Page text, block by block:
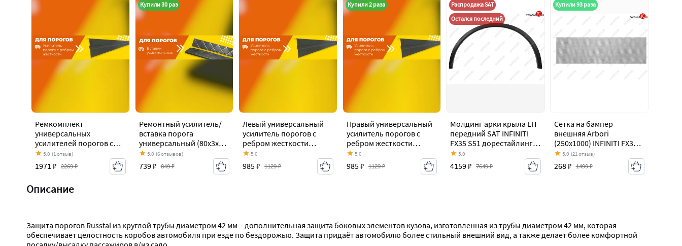
Ремкомплект
универсальных
усилителей порогов с
ребром жесткости (2 шт
125х10 см) ПОРОГИ-АВТО
INFINITI FX35 S51
2011)
5.0 (1 отзыв)
1971 ₽ 2269 ₽
Купили 30 раз
Ремонтный усилитель/
вставка порога
универсальный (80х3х15
см 1 шт.) Пороги-Авто
INFINITI FX35 S51
дорестайлинг (2008-
5.0 (6 отзывов)
739 ₽ 849 ₽
Левый универсальный
усилитель порогов с
ребром жесткости
(125х10 см) ПОРОГИ-
АВТО INFINITI FX35 S51
дорестайлинг (2008-
5.0
985 ₽ 1129 ₽
Купили 2 раза
Правый универсальный
усилитель порогов с
ребром жесткости
(125х10 см) ПОРОГИ-
АВТО INFINITI FX35 S51
дорестайлинг (2008-
5.0
985 ₽ 1129 ₽
Распродажа SAT
Остался последний
Молдинг арки крыла LH
передний SAT INFINITI
FX35 S51 дорестайлинг
(2008-2011)
5.0
4159 ₽ 7649 ₽
Купили 93 раза
Сетка на бампер
внешняя Arbori
(250х1000) INFINITI FX35
S51 дорестайлинг (2008-
2011)
5.0 (21 отзыв)
268 ₽ 1499 ₽
Описание
Защита порогов Russtal из круглой трубы диаметром 42 мм  - дополнительная защита боковых элементов кузова, изготовленная из трубы диаметром 42 мм, которая
обеспечивает целостность коробов автомобиля при езде по бездорожью. Защита придаёт автомобилю более стильный внешний вид, а также делает более комфортной